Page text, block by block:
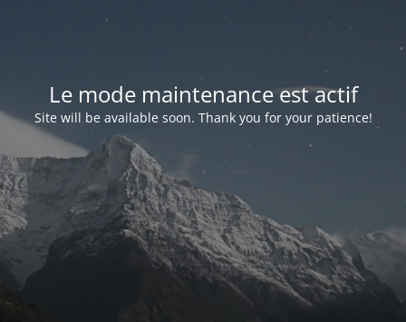
Le mode maintenance est actif
Site will be available soon. Thank you for your patience!